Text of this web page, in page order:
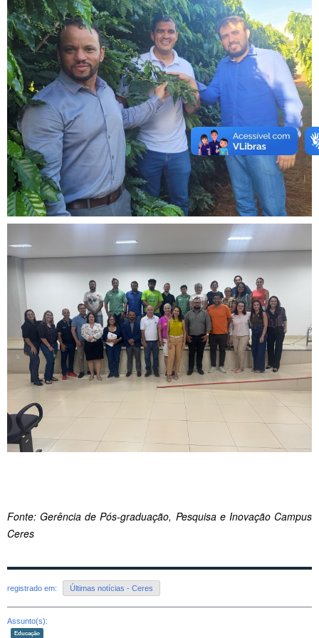
Fonte: Gerência de Pós-graduação, Pesquisa e Inovação Campus
Ceres
registrado em: Últimas notícias - Ceres
Assunto(s):
Educação